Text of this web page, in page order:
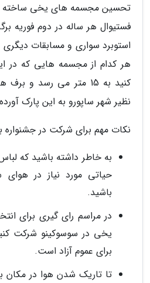
تحسین مجسمه های یخی ساخته
فستیوال هر ساله در دوم فوریه
استوبرد سواری و مسابقات
هر کدام از مجسمه هایی که در
کنید به 15 متر می رسد
نظیر شهر ساپورو به این پارک
نکات مهم برای شرکت در جشنواره
به خاطر داشته باشید که
حیاتی مورد نیاز در هوای
باشید.
در مراسم رای گیری برای
یخی در سوسوکینو شرکت
برای عموم آزاد است.
تا تاریک شدن هوا در مکان